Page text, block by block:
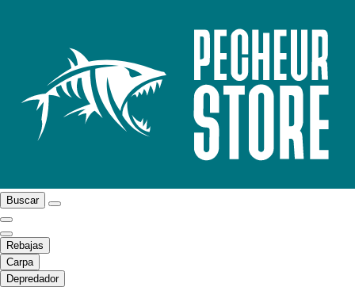
Buscar
Rebajas
Carpa
Depredador